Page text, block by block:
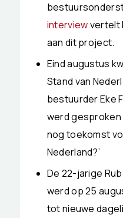
interviewvertelt
aan dit project.
Eind augustus
Stand van
bestuurder Eke
werd gesproken
nog toekomst
Nederland?’
De 22-jarige
werd op 25
tot nieuwe